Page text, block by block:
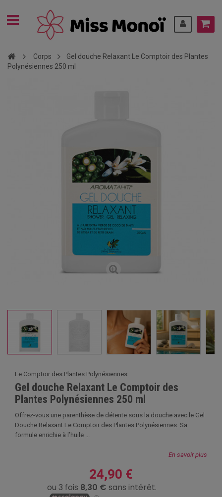
Corps
Gel douche Relaxant Le Comptoir des Plantes
Polynésiennes 250 ml
Le Comptoir des Plantes Polynésiennes
Gel douche Relaxant Le Comptoir des
Plantes Polynésiennes 250 ml
Offrez-vous une parenthèse de détente sous la douche avec le Gel
Douche Relaxant Le Comptoir des Plantes Polynésiennes. Sa
formule enrichie à l’huile ...
En savoir plus
24,90 €